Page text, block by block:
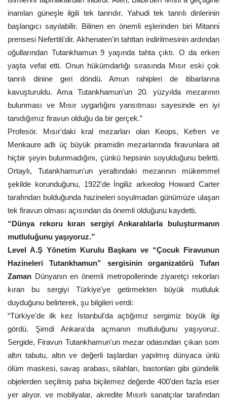
inanılan güneşle ilgili tek tanrıdır. Yahudi tek tanrılı dinlerinin
başlangıcı sayılabilir. Bilinen en önemli eşlerinden biri Mitanni
prensesi Nefertiti'dir. Akhenaten'in tahttan indirilmesinin ardından
oğullarından Tutankhamun 9 yaşında tahta çıktı. O da erken
yaşta vefat etti. Onun hükümdarlığı sırasında Mısır eski çok
tanrılı dinine geri döndü. Amun rahipleri de itibarlarına
kavuşturuldu. Ama Tutankhamun'un 20. yüzyılda mezarının
bulunması ve Mısır uygarlığını yansıtması sayesinde en iyi
tanıdığımız firavun olduğu da bir gerçek.”
Profesör. Mısır'daki kral mezarları olan Keops, Kefren ve
Menkaure adlı üç büyük piramidin mezarlarında firavunlara ait
hiçbir şeyin bulunmadığını, çünkü hepsinin soyulduğunu belirtti.
Ortaylı, Tutankhamun'un yeraltındaki mezarının mükemmel
şekilde korunduğunu, 1922'de İngiliz arkeolog Howard Carter
tarafından bulduğunda hazineleri soyulmadan günümüze ulaşan
tek firavun olması açısından da önemli olduğunu kaydetti.
“Dünya rekoru kıran sergiyi Ankaralılarla buluşturmanın
mutluluğunu yaşıyoruz.”
Level A.Ş Yönetim Kurulu Başkanı ve “Çocuk Firavunun
Hazineleri Tutankhamun” sergisinin organizatörü Tufan
Zaman Dünyanın en önemli metropollerinde ziyaretçi rekorları
kıran bu sergiyi Türkiye'ye getirmekten büyük mutluluk
duyduğunu belirterek, şu bilgileri verdi:
“Türkiye'de ilk kez İstanbul'da açtığımız sergimiz büyük ilgi
gördü. Şimdi Ankara'da açmanın mutluluğunu yaşıyoruz.
Sergide, Firavun Tutankhamun'un mezar odasından çıkan som
altın tabutu, altın ve değerli taşlardan yapılmış dünyaca ünlü
ölüm maskesi, savaş arabası, silahları, bastonları gibi gündelik
objelerden seçilmiş paha biçilemez değerde 400'den fazla eser
yer alıyor. ve mobilyalar, akredite Mısırlı sanatçılar tarafından